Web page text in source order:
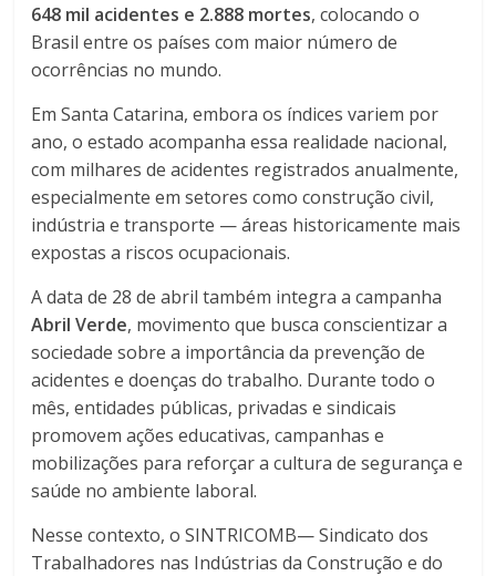
648 mil acidentes e 2.888 mortes, colocando o
Brasil entre os países com maior número de
ocorrências no mundo.
Em Santa Catarina, embora os índices variem por
ano, o estado acompanha essa realidade nacional,
com milhares de acidentes registrados anualmente,
especialmente em setores como construção civil,
indústria e transporte — áreas historicamente mais
expostas a riscos ocupacionais.
A data de 28 de abril também integra a campanha
Abril Verde, movimento que busca conscientizar a
sociedade sobre a importância da prevenção de
acidentes e doenças do trabalho. Durante todo o
mês, entidades públicas, privadas e sindicais
promovem ações educativas, campanhas e
mobilizações para reforçar a cultura de segurança e
saúde no ambiente laboral.
Nesse contexto, o SINTRICOMB— Sindicato dos
Trabalhadores nas Indústrias da Construção e do